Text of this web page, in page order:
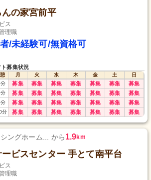
の家宮前平
ス
理職
/未経験可/無資格可
募集状況
月 火 水 木 金 土
日
分 募集 募集 募集 募集 募集 募集 募集
分 募集 募集 募集 募集 募集 募集 募集
分 募集 募集 募集 募集 募集 募集 募集
分 募集 募集 募集 募集 募集 募集 募集
ングホーム... から1.9km
ビスセンター 手とて南平台
ス
理職